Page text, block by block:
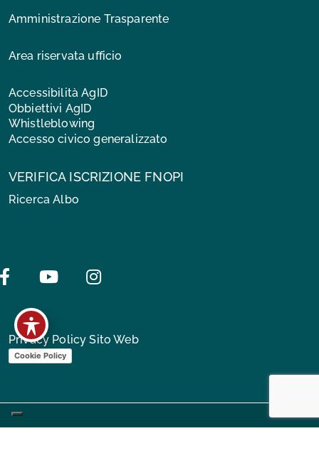
Amministrazione Trasparente
Area riservata ufficio
Accessibilità AgID
Obbiettivi AgID
Whistleblowing
Accesso civico generalizzato
VERIFICA ISCRIZIONE FNOPI
Ricerca Albo
FacebookYoutube
Privacy Policy Sito Web
Cookie Policy